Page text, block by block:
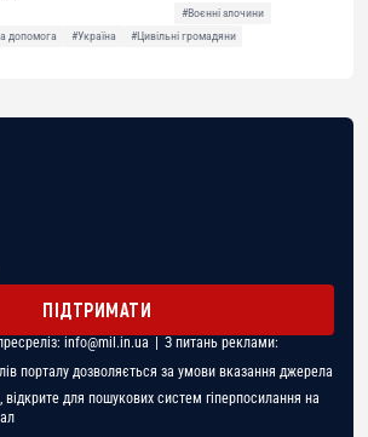
#Воєнні злочини
допомога #Україна
#Цивільні громадяни
ПІДТРИМАТИ
info@mil.in.ua | З питань реклами:
порталу дозволяється за умови вказання джерела
для пошукових систем гіперпосилання на